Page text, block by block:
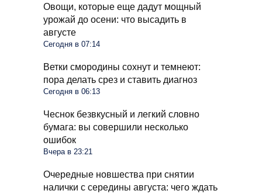
Овощи, которые еще дадут мощный
урожай до осени: что высадить в
августе
Сегодня в 07:14
Ветки смородины сохнут и темнеют:
пора делать срез и ставить диагноз
Сегодня в 06:13
Чеснок безвкусный и легкий словно
бумага: вы совершили несколько
ошибок
Вчера в 23:21
Очередные новшества при снятии
налички с середины августа: чего ждать